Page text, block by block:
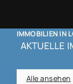
IMMOBILIEN IN
AKTUELLE
Alle ansehen